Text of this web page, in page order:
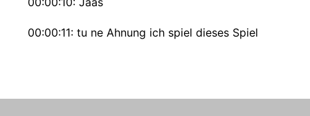
00:00:11: tu ne Ahnung ich spiel dieses Spiel
Studenten als man dem Labor sinnvoll einsetzen